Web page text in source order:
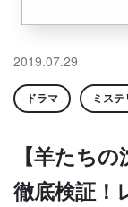
2019.07.29
ドラマ ミス
【羊たち
徹底検証！